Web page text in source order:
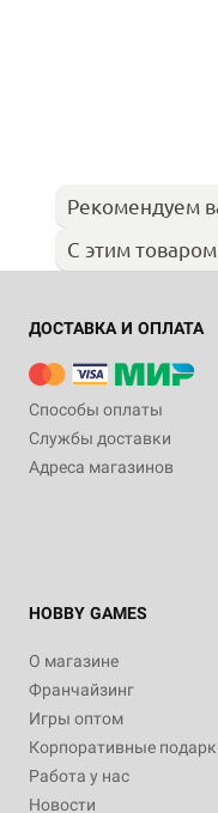
Рекомендуем
С этим
ДОСТАВКА И ОПЛАТА
Способы оплаты
Службы доставки
Адреса магазинов
HOBBY GAMES
О магазине
Франчайзинг
Игры оптом
Корпоративные
Работа у нас
Новости